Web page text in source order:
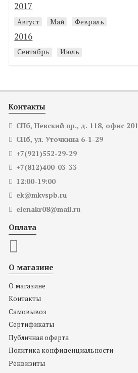
2017
Август Май Февраль
2016
Сентябрь Июль
Контакты
СПб, Невский пр., д. 118, офис 201
СПб, ул. Уточкина 6-1-29
+7(921)552-29-29
+7(812)400-03-33
12:00-19:00
ek@mkvspb.ru
elenakr08@mail.ru
Оплата
О магазине
О магазине
Контакты
Самовывоз
Сертификаты
Публичная оферта
Политика конфиденциальности
Реквизиты